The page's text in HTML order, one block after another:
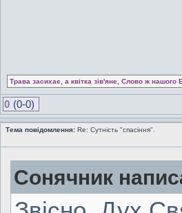
Трава засихає, а квітка зів'яне, Слово ж нашого
0 (0-0)
Тема повідомлення: Re: Сутність "спасіння".
Сонячник